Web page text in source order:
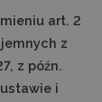
art. 2
z
z późn.
i